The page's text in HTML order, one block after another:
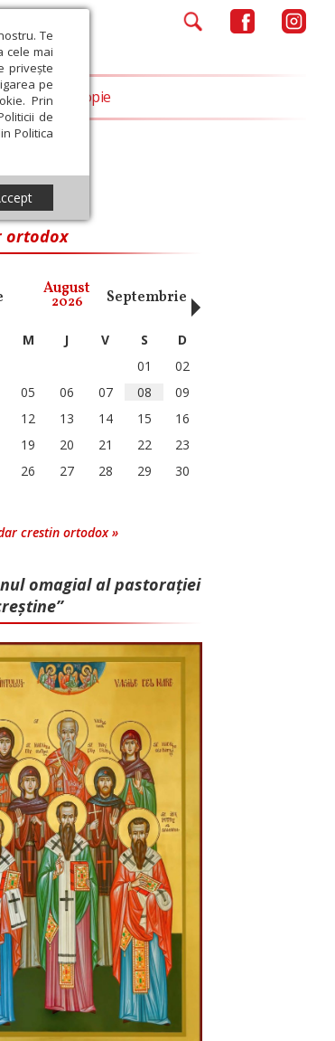
Te
cele mai
privește
pe
Prin
de
Politica
Filantropie
ortodox
August
2026 Septembrie Octombrie
M J V S
D
01
02
05 06 07 08
09
12 13 14 15
16
19 20 21 22
23
26 27 28 29
30
crestin ortodox »
omagial al pastorației